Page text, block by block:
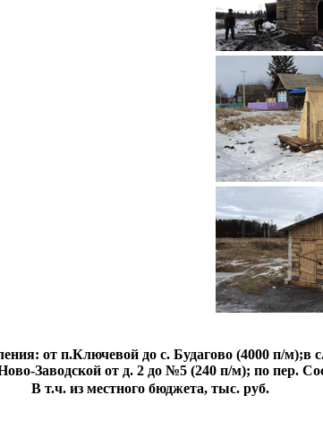
от п.Ключевой до с. Будагово (4000 п/м);в
Заводской от д. 2 до №5 (240 п/м); по пер.
В т.ч. из местного бюджета, тыс. руб.